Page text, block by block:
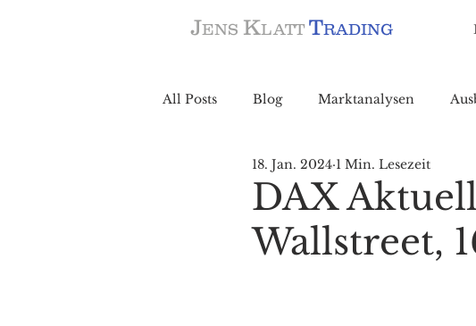
JENS KLATT TRADING
All Posts Blog Marktanalysen
DAX
Wallstreet,
18. Jan. 2024 1 Min. Lesezeit